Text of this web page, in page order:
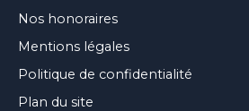
Nos honoraires
Mentions légales
Politique de confidentialité
Plan du site